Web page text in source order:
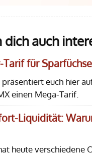
auch
für Sparfüchse
euch hier
einen Mega-Tarif.
Liquidität:
heute